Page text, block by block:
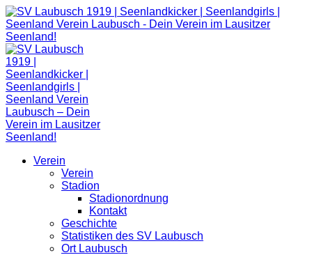
Zum
Inhalt
springen
Verein
Verein
Stadion
Stadionordnung
Kontakt
Geschichte
Statistiken des SV Laubusch
Ort Laubusch